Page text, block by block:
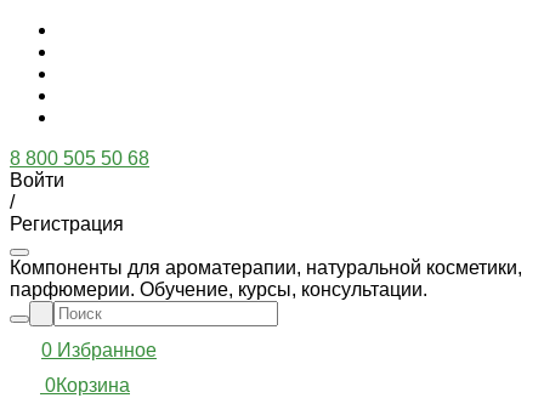
8 800 505 50 68
Войти
/
Регистрация
Компоненты для ароматерапии, натуральной косметики,
парфюмерии. Обучение, курсы, консультации.
0 Избранное
0Корзина